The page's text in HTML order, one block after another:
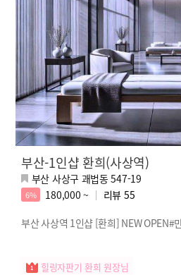
부산-1인샵 환희(사상역)
부산 사상구 괘법동 547-19
6% 180,000 ~ 리뷰 55
부산 사상역 1인샵 [환희] NEW OPEN#
힐링자판기 환희 원장님